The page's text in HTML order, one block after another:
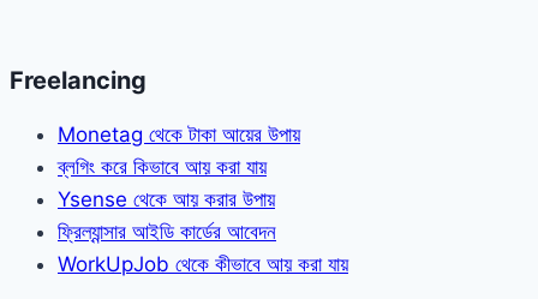
Freelancing
Monetag থেকে টাকা আয়ের উপায়
ব্লগিং করে কিভাবে আয় করা যায়
Ysense থেকে আয় করার উপায়
ফ্রিল্যান্সার আইডি কার্ডের আবেদন
WorkUpJob থেকে কীভাবে আয় করা যায়